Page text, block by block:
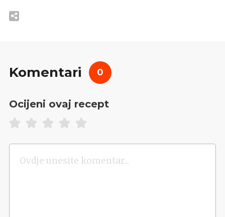
Komentari 0
Ocijeni ovaj recept